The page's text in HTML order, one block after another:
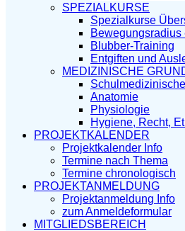
SPEZIALKURSE
Spezialkurse
Bewegungsradius
Blubber-Training
Entgiften und
MEDIZINISCHE
Anatomie
Physiologie
Hygiene, Recht,
PROJEKTKALENDER
Projektkalender Info
Termine nach Thema
Termine chronologisch
PROJEKTANMELDUNG
Projektanmeldung Info
zum Anmeldeformular
MITGLIEDSBEREICH